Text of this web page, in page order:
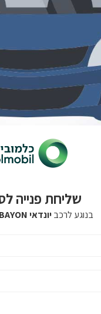
שליחת פנייה
בנוגע לרכביונדאי BAYON